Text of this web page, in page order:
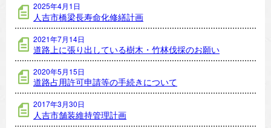
2025年4月1日
人吉市橋梁長寿命化修繕計画
2021年7月14日
道路上に張り出している樹木・竹林伐採のお願い
2020年5月15日
道路占用許可申請等の手続きについて
2017年3月30日
人吉市舗装維持管理計画